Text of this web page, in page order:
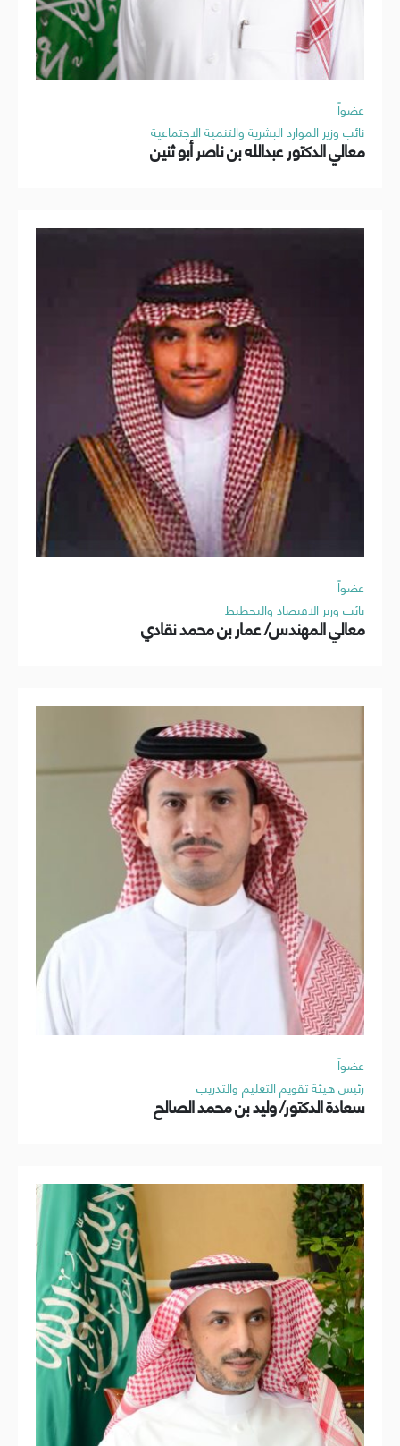
عضواً
نائب وزير الموارد البشرية والتنمية الاجتماعية
معالي الدكتور عبدالله بن ناصر أبو ثنين
عضواً
نائب وزير الاقتصاد والتخطيط
معالي المهندس/ عمار بن محمد نقادي
عضواً
رئيس هيئة تقويم التعليم والتدريب
سعادة الدكتور/ وليد بن محمد الصالح